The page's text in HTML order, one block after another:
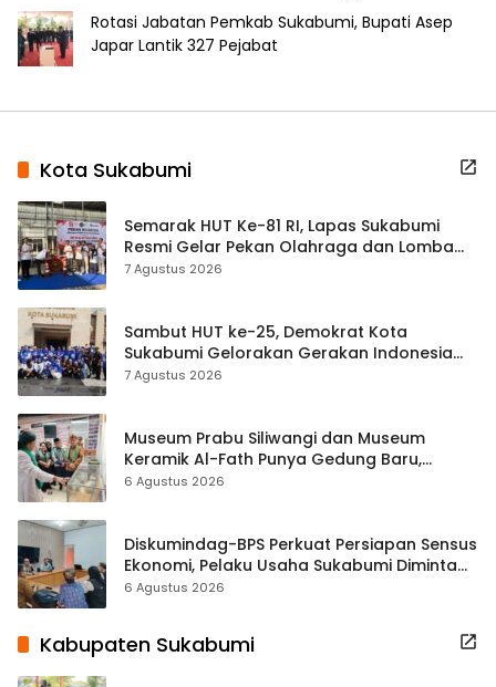
Rotasi Jabatan Pemkab Sukabumi, Bupati Asep
Japar Lantik 327 Pejabat
Kota Sukabumi
Semarak HUT Ke-81 RI, Lapas Sukabumi
Resmi Gelar Pekan Olahraga dan Lomba
Tradisional
7 Agustus 2026
Sambut HUT ke-25, Demokrat Kota
Sukabumi Gelorakan Gerakan Indonesia
ASRI Lewat Aksi Bersih Masjid Agung
7 Agustus 2026
Museum Prabu Siliwangi dan Museum
Keramik Al-Fath Punya Gedung Baru,
Hampir 500 Koleksi Dipisahkan
6 Agustus 2026
Diskumindag-BPS Perkuat Persiapan Sensus
Ekonomi, Pelaku Usaha Sukabumi Diminta
Terbuka Beri Data
6 Agustus 2026
Kabupaten Sukabumi